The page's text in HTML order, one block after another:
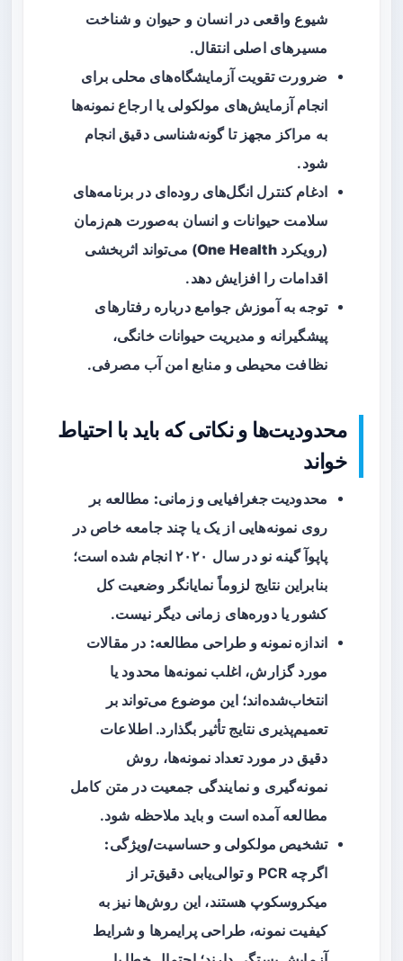
شیوع واقعی در انسان و حیوان و شناخت
مسیرهای اصلی انتقال.
ضرورت تقویت آزمایشگاه‌های محلی برای
انجام آزمایش‌های مولکولی یا ارجاع نمونه‌ها
به مراکز مجهز تا گونه‌شناسی دقیق انجام
شود.
ادغام کنترل انگل‌های روده‌ای در برنامه‌های
سلامت حیوانات و انسان به‌صورت هم‌زمان
(رویکردOne Health) می‌تواند اثربخشی
اقدامات را افزایش دهد.
توجه به آموزش جوامع درباره رفتارهای
پیشگیرانه و مدیریت حیوانات خانگی،
نظافت محیطی و منابع امن آب مصرفی.
محدودیت‌ها و نکاتی که باید با احتیاط
خواند
محدودیت جغرافیایی و زمانی: مطالعه بر
روی نمونه‌هایی از یک یا چند جامعه خاص در
پاپوآ گینه نو در سال ۲۰۲۰ انجام شده است؛
بنابراین نتایج لزوماً نمایانگر وضعیت کل
کشور یا دوره‌های زمانی دیگر نیست.
اندازه نمونه و طراحی مطالعه: در مقالات
مورد گزارش، اغلب نمونه‌ها محدود یا
انتخاب‌شده‌اند؛ این موضوع می‌تواند بر
تعمیم‌پذیری نتایج تأثیر بگذارد. اطلاعات
دقیق در مورد تعداد نمونه‌ها، روش
نمونه‌گیری و نمایندگی جمعیت در متن کامل
مطالعه آمده است و باید ملاحظه شود.
تشخیص مولکولی و حساسیت/ویژگی:
اگرچه PCR و توالی‌یابی دقیق‌تر از
میکروسکوپ هستند، این روش‌ها نیز به
کیفیت نمونه، طراحی پرایمرها و شرایط